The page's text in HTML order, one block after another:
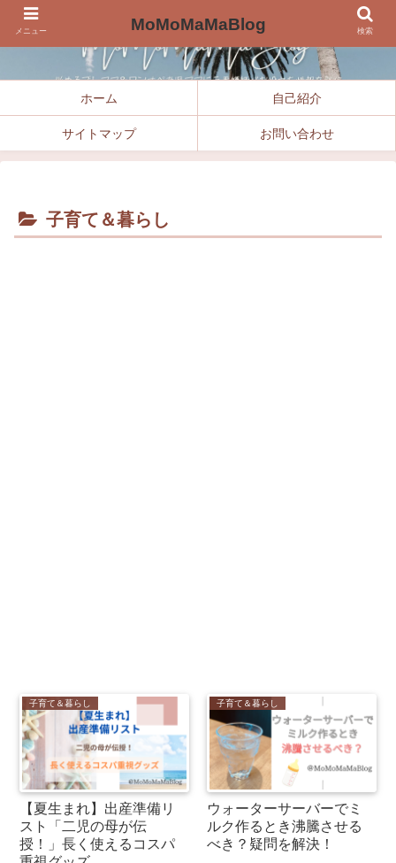
ホーム 自己紹介
サイトマップ お問い合わせ
子育て＆暮らし
子育て＆暮らし
【夏生まれ】出産準備リ
スト「二児の母が伝
授！」長く使えるコスパ
子育て＆暮らし
ウォーターサーバーでミ
ルク作るとき沸騰させる
べき？疑問を解決！
メニュー MoMoMaMaBlog 検索